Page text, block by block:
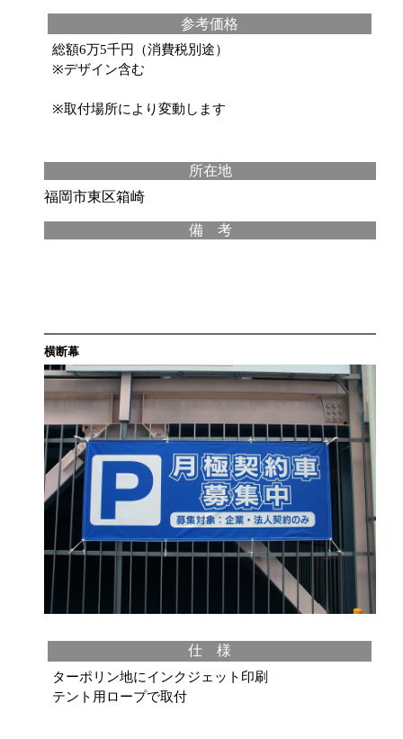
参考価格
総額6万5千円（消費税別途）
※デザイン含む
※取付場所により変動します
所在地
福岡市東区箱崎
備 考
横断幕
仕 様
ターポリン地にインクジェット印刷
テント用ロープで取付